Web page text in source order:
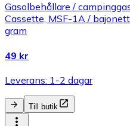
Gasolbehållare /
Cassette, MSF-1A /
gram
49 kr
Leverans: 1-2 dagar
Till butik